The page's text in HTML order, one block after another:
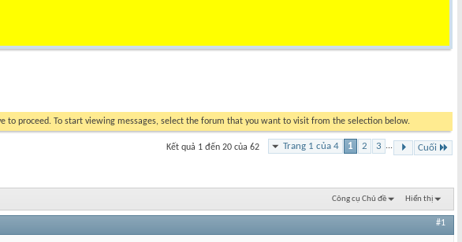
to proceed. To start viewing messages, select the forum that you want to visit from the selection below.
Trang 1 của 4 1 2 3 ... Cuối
Kết quả 1 đến 20 của 62
Công cụ Chủ đề Hiển thị
#1